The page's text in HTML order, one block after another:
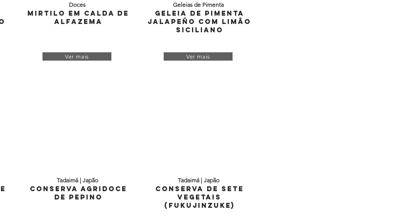
Doces
Mirtilo em Calda de
Alfazema
Ver mais
Tadaimá | Japão
Conserva Agridoce
de Pepino
Geleias de Pimenta
Geleia de Pimenta
Jalapeño com Limão
Siciliano
Ver mais
Tadaimá | Japão
Conserva de Sete
Vegetais
(Fukujinzuke)